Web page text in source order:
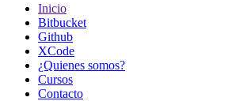
Inicio
Bitbucket
Github
XCode
¿Quienes somos?
Cursos
Contacto